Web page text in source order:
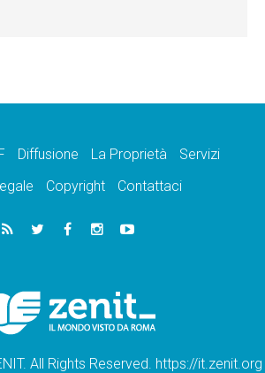
Diffusione La Proprietà
Servizi
Copyright Contattaci
All Rights Reserved. https://it.zenit.org